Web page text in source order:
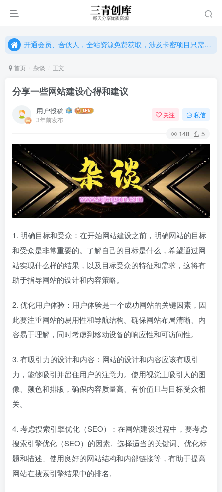
开通会员、合伙人，全站资源免费获取，涉及卡密项目只需单独购卡密（位置：网站右下悬浮按钮）
开通会员、合伙人，全站资源免费获取，涉及卡密项目只需单独购卡密（位置：网站右下悬浮按钮）
首页 杂谈 正文
分享一些网站建设心得和建议
用户投稿
3年前发布
关注 私信
148 5
1. 明确目标和受众：在开始网站建设之前，明确网站的目标
和受众是非常重要的。了解自己的目标是什么，希望通过网
站实现什么样的结果，以及目标受众的特征和需求，这将有
助于指导网站的设计和内容策略。
2. 优化用户体验：用户体验是一个成功网站的关键因素，因
此要注重网站的易用性和导航结构。确保网站布局清晰、内
容易于理解，同时考虑到移动设备的响应性和可访问性。
3. 有吸引力的设计和内容：网站的设计和内容应该有吸引
力，能够吸引并留住用户的注意力。使用视觉上吸引人的图
像、颜色和排版，确保内容质量高、有价值且与目标受众相
关。
4. 考虑搜索引擎优化（SEO）：在网站建设过程中，要考虑
搜索引擎优化（SEO）的因素。选择适当的关键词、优化标
题和描述、使用良好的网站结构和内部链接等，有助于提高
网站在搜索引擎结果中的排名。